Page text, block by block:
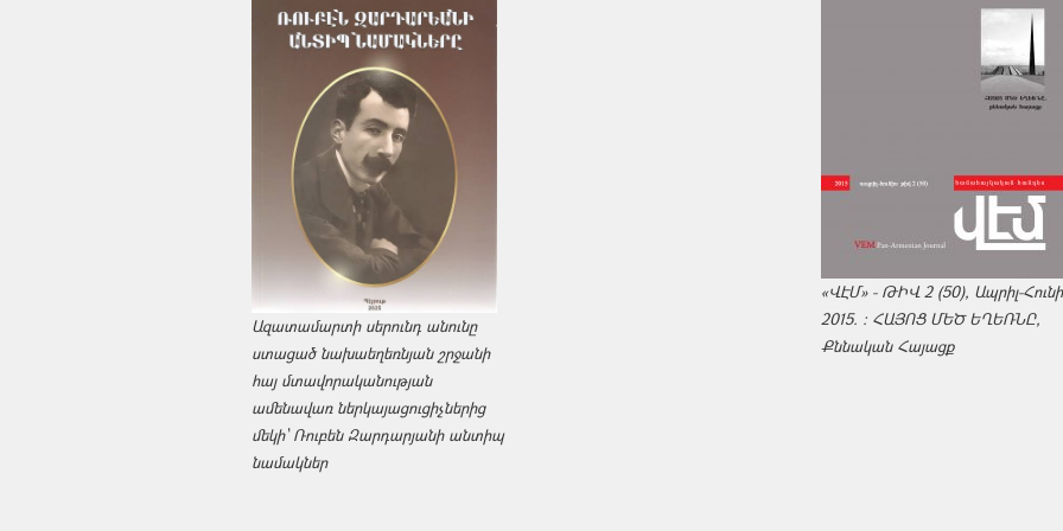
Ազատամարտի սերունդ անունը
ստացած նախաեղեռնյան շրջանի
հայ մտավորականության
ամենավառ ներկայացուցիչներից
մեկի՝ Ռուբեն Զարդարյանի անտիպ
նամակներ
«ՎԷՄ» - ԹԻՎ 2 (50), Ապրիլ-
2015. : ՀԱՅՈՑ ՄԵԾ ԵՂԵՌՆԸ,
Քննական Հայացք